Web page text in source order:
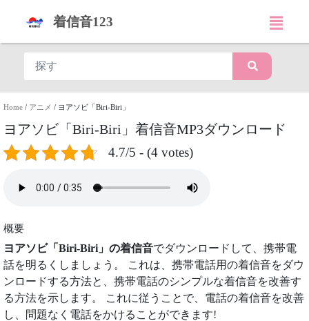
着信音123
Home / アニメ / ヨアソビ「Biri-Biri」
ヨアソビ「Biri-Biri」着信音MP3ダウンロード
4.7/5 - (4 votes)
概要
ヨアソビ「Biri-Biri」の着信音でダウンロードして、携帯電
話を明るくしましょう。 これは、携帯電話用の着信音をダウ
ンロードする方法と、携帯電話のシンプルな着信音を改善す
る方法を示します。 これに従うことで、電話の着信音を改善
し、問題なく電話をかけることができます!